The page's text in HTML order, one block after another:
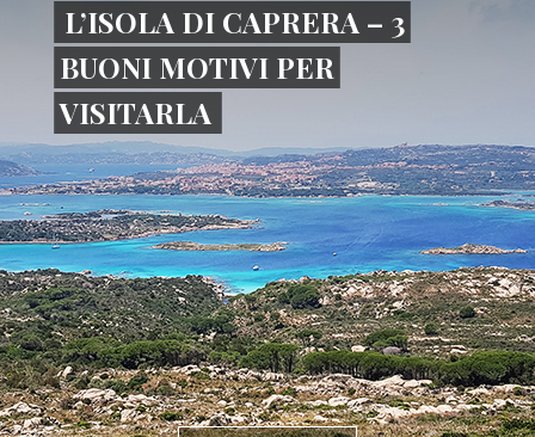
L’ISOLA DI CAPRERA – 3
BUONI MOTIVI PER
VISITARLA